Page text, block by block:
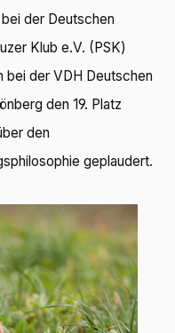
der Deutschen
Klub e.V. (PSK)
bei der VDH Deutschen
den 19. Platz
den
geplaudert.